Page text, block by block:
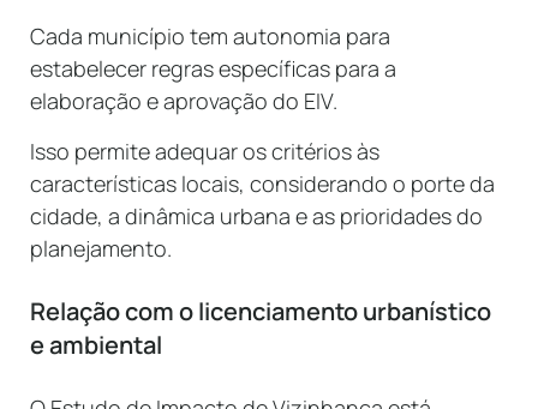
Cada município tem autonomia para
estabelecer regras específicas para a
elaboração e aprovação do EIV.
Isso permite adequar os critérios às
características locais, considerando o porte da
cidade, a dinâmica urbana e as prioridades do
planejamento.
Relação com o licenciamento urbanístico
e ambiental